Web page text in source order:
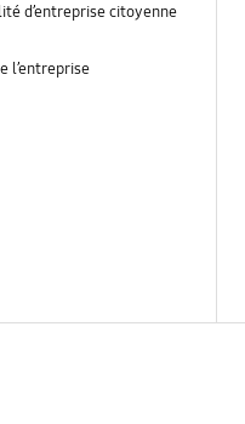
d’entreprise citoyenne
l’entreprise